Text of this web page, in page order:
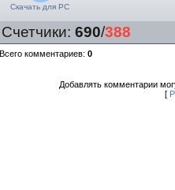
Скачать для PC
Счетчики: 690/388
Всего комментариев: 0
Добавлять комментарии
[